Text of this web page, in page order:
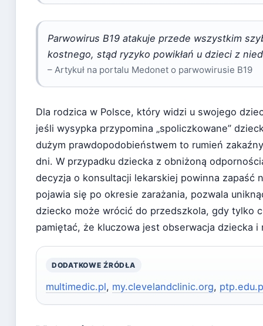
Parwowirus B19 atakuje przede wszystkim
kostnego, stąd ryzyko powikłań u dzieci z
– Artykuł na portalu Medonet o parwowirusie B19
Dla rodzica w Polsce, który widzi u swojego
jeśli wysypka przypomina „spoliczkowane”
dużym prawdopodobieństwem to rumień
dni. W przypadku dziecka z obniżoną
decyzja o konsultacji lekarskiej powinna zapaść
pojawia się po okresie zarażania, pozwala
dziecko może wrócić do przedszkola, gdy tylko
pamiętać, że kluczowa jest obserwacja dziecka i
DODATKOWE ŹRÓDŁA
multimedic.pl, my.clevelandclinic.org,